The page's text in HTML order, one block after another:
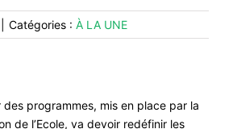
DOSSIERS
#ACTIONS
Catégories : À LA UNE
des programmes, mis en place par la
de l’Ecole, va devoir redéfinir les